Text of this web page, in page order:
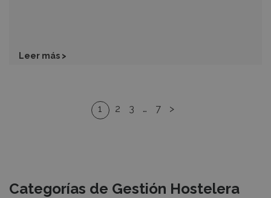
Leer más >
1 2 3 … 7 >
Recursos
Categorías de Gestión Hostelera